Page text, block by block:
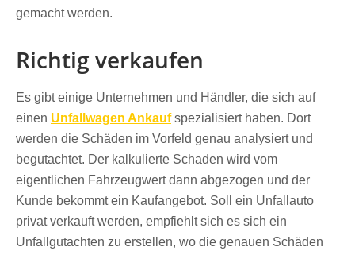
gemacht werden.
Richtig verkaufen
Es gibt einige Unternehmen und Händler, die sich auf
einen Unfallwagen Ankaufspezialisiert haben. Dort
werden die Schäden im Vorfeld genau analysiert und
begutachtet. Der kalkulierte Schaden wird vom
eigentlichen Fahrzeugwert dann abgezogen und der
Kunde bekommt ein Kaufangebot. Soll ein Unfallauto
privat verkauft werden, empfiehlt sich es sich ein
Unfallgutachten zu erstellen, wo die genauen Schäden